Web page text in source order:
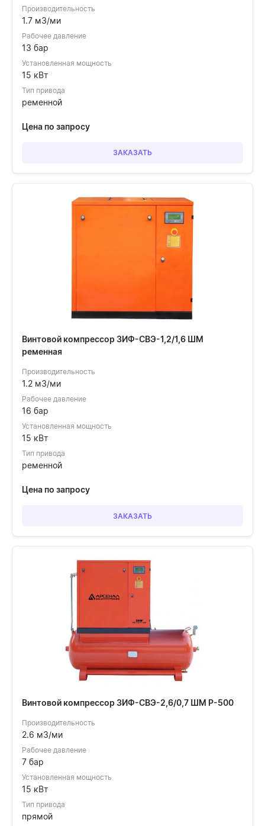
Производительность
1.7 м3/ми
Рабочее давление
13 бар
Установленная мощность
15 кВт
Тип привода
ременной
Цена по запросу
ЗАКАЗАТЬ
Винтовой компрессор ЗИФ-СВЭ-1,2/1,6 ШМ
ременная
Производительность
1.2 м3/ми
Рабочее давление
16 бар
Установленная мощность
15 кВт
Тип привода
ременной
Цена по запросу
ЗАКАЗАТЬ
Винтовой компрессор ЗИФ-СВЭ-2,6/0,7 ШМ Р-500
Производительность
2.6 м3/ми
Рабочее давление
7 бар
Установленная мощность
15 кВт
Тип привода
прямой